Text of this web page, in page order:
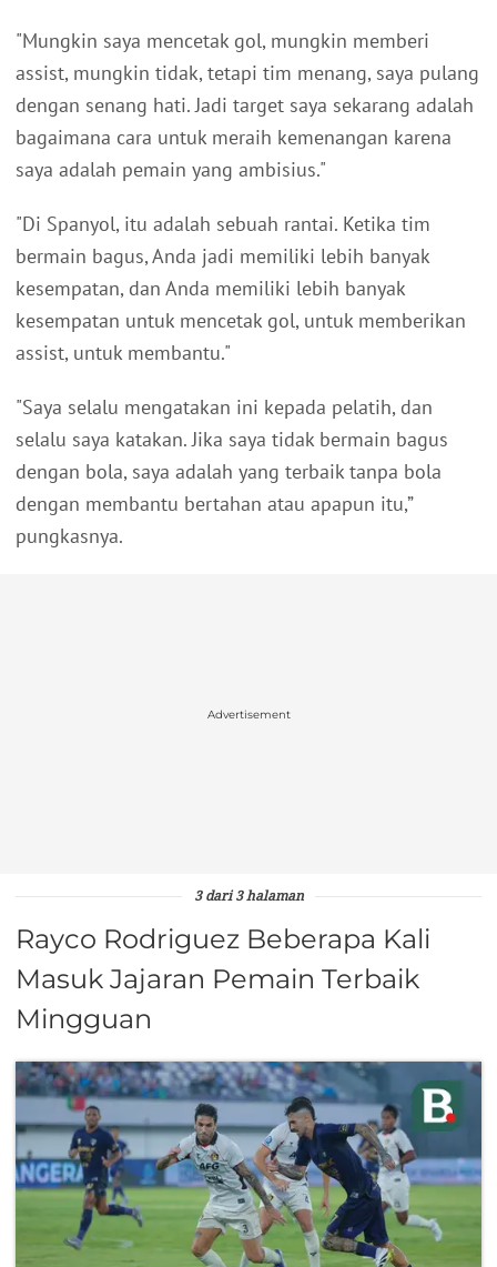
"Mungkin saya mencetak gol, mungkin memberi
assist, mungkin tidak, tetapi tim menang, saya pulang
dengan senang hati. Jadi target saya sekarang adalah
bagaimana cara untuk meraih kemenangan karena
saya adalah pemain yang ambisius."
"Di Spanyol, itu adalah sebuah rantai. Ketika tim
bermain bagus, Anda jadi memiliki lebih banyak
kesempatan, dan Anda memiliki lebih banyak
kesempatan untuk mencetak gol, untuk memberikan
assist, untuk membantu."
"Saya selalu mengatakan ini kepada pelatih, dan
selalu saya katakan. Jika saya tidak bermain bagus
dengan bola, saya adalah yang terbaik tanpa bola
dengan membantu bertahan atau apapun itu,”
pungkasnya.
Advertisement
3 dari 3 halaman
Rayco Rodriguez Beberapa Kali
Masuk Jajaran Pemain Terbaik
Mingguan